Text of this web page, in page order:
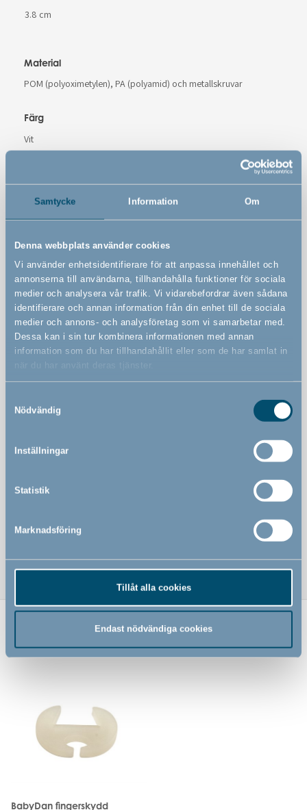
Samtycke Information Om
Denna webbplats använder cookies
Vi använder enhetsidentifierare för att anpassa innehållet och
annonserna till användarna, tillhandahålla funktioner för sociala
medier och analysera vår trafik. Vi vidarebefordrar även sådana
identifierare och annan information från din enhet till de sociala
medier och annons- och analysföretag som vi samarbetar med.
Dessa kan i sin tur kombinera informationen med annan
information som du har tillhandahållit eller som de har samlat in
när du har använt deras tjänster.
Nödvändig
Inställningar
Statistik
Marknadsföring
Tillåt alla cookies
Endast nödvändiga cookies
3.8 cm
Material
POM (polyoximetylen), PA (polyamid) och metallskruvar
Färg
Vit
Varningar
Funktioner
Förebygger fallolyckor och ger samtidigt möjlighet för
Enkel för vuxna att montera och använda
Tester har visat att den är fri från giftiga ämnen som
ftalater, BPA och PVC
i paketet.
Relaterade produkter
BabyDan fingerskydd